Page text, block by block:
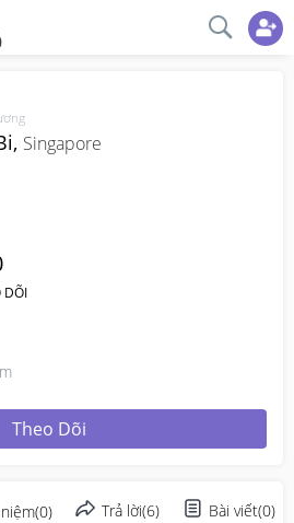
Singapore
DÕI
Theo Dõi
(0) Trả lời(6) Bài viết(0)